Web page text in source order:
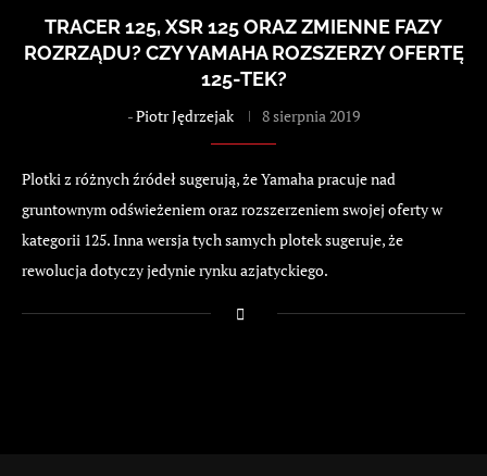
TRACER 125, XSR 125 ORAZ ZMIENNE FAZY
ROZRZĄDU? CZY YAMAHA ROZSZERZY OFERTĘ
125-TEK?
-Piotr Jędrzejak 8 sierpnia 2019
Plotki z różnych źródeł sugerują, że Yamaha pracuje nad
gruntownym odświeżeniem oraz rozszerzeniem swojej oferty w
kategorii 125. Inna wersja tych samych plotek sugeruje, że
rewolucja dotyczy jedynie rynku azjatyckiego.